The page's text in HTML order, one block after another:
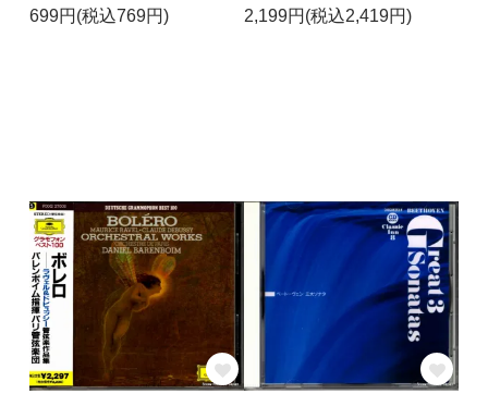
699円(税込769円) 2,199円(税込2,419円)